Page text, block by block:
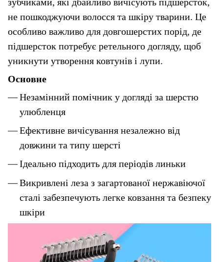
не пошкоджуючи волосся та шкіру тварини. Це
особливо важливо для довгошерстих порід, де
підшерсток потребує ретельного догляду, щоб
уникнути утворення ковтунів і лупи.
Основне
Незамінний помічник у догляді за шерстю
улюбленця
Ефективне вичісування незалежно від
довжини та типу шерсті
Ідеально підходить для періодів линьки
Викривлені леза з загартованої нержавіючої
сталі забезпечують легке ковзання та безпеку
шкіри